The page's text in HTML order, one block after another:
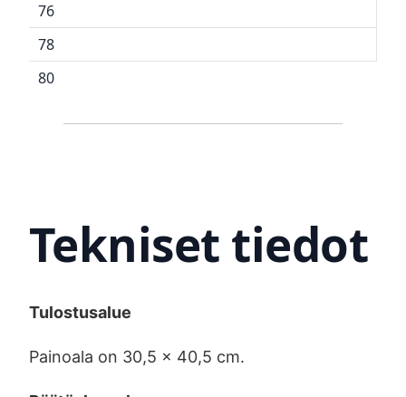
76
78
80
Tekniset tiedot
Tulostusalue
Painoala on 30,5 x 40,5 cm.